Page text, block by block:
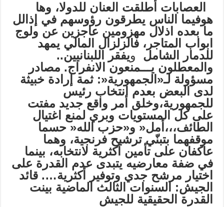
العصابات أطلقت العنان للدولا، وها
هوفيما الناس يطرقون رؤوسهم في إذالل
ما بعده اذلال مهزومين عاجزين عن ولوج
ابواب المتاجر، فالزلزال المالي يمهد
للدمار الشامل ويفقر اللبنانيين..
والمعطلون يـــمنعون الانفراج. مصادر
مسؤولة لـ«الجمهورية«: ثمة إرادة خبيثة
لدى البعض بعدم انتخاب رئيس
للجمهورية،وخلق أمر واقع جديد مفتت
على كل المستويات وبري لمنع اغتيال
الطائف،،،أمل« و«حزب الله« حسما
موقفهما بتبنّي ترشيح فرنجية، وهما
عاكفان على تأمين أكثرية لانتخابه، بينما
في ضفة معارضيه يتبدى عدم القدرة على
اختيار مرشح جدي وتوفير أكثرية…. قائد
الجيش: السنوات الثالث الماضية بينت
القدرة الحقيقية للجيش